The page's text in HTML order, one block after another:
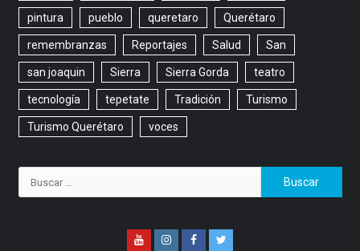
pintura pueblo queretaro Querétaro
remembranzas Reportajes Salud San
san joaquin Sierra Sierra Gorda teatro
tecnología tepetate Tradición Turismo
Turismo Querétaro voces